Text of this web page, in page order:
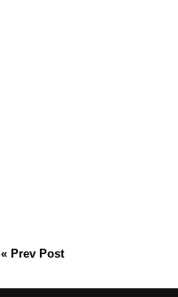
« Prev Post